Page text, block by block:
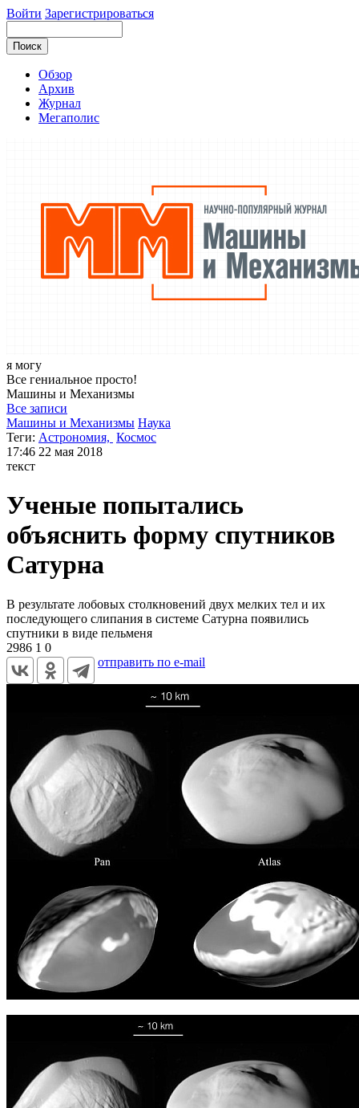
Войти Зарегистрироваться
Обзор
Архив
Журнал
Мегаполис
я могу
Все гениальное просто!
Машины и Механизмы
Все записи
Машины и Механизмы Наука
Теги: Астрономия, Космос
17:46 22 мая 2018
текст
Ученые попытались
объяснить форму спутников
Сатурна
В результате лобовых столкновений двух мелких тел и их
последующего слипания в системе Сатурна появились
спутники в виде пельменя
2986 1 0
отправить по e-mail